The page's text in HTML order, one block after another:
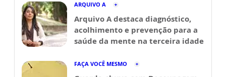
ARQUIVO A
Arquivo A destaca diagnóstico,
acolhimento e prevenção para a
saúde da mente na terceira idade
FAÇA VOCÊ MESMO